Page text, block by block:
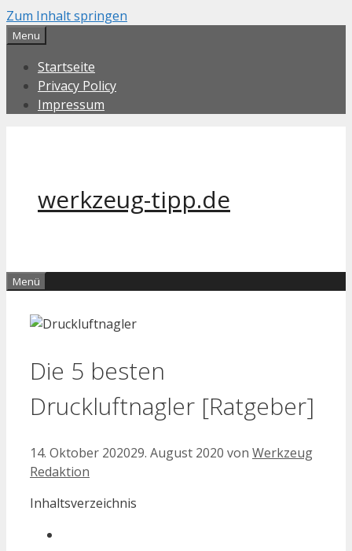
Zum Inhalt springen
Menu
Startseite
Privacy Policy
Impressum
werkzeug-tipp.de
Menü
Die 5 besten
Druckluftnagler [Ratgeber]
14. Oktober 202029. August 2020 von Werkzeug
Redaktion
Inhaltsverzeichnis